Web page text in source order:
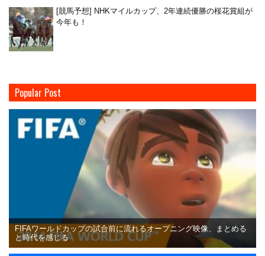
[競馬予想] NHKマイルカップ、2年連続優勝の桜花賞組が
今年も！
Popular Post
FIFAワールドカップの試合前に流れるオープニング映像、まとめる
と時代を感じる